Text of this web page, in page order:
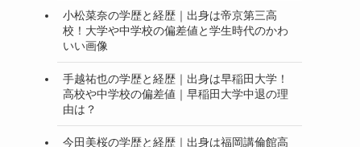
小松菜奈の学歴と経歴｜出身は帝京第三高
校！大学や中学校の偏差値と学生時代のかわ
いい画像
手越祐也の学歴と経歴｜出身は早稲田大学！
高校や中学校の偏差値｜早稲田大学中退の理
由は？
今田美桜の学歴と経歴｜出身は福岡講倫館高